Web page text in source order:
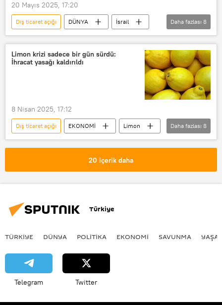
20 Mayıs 2025, 17:20
Dış ticaret açığı DÜNYA
İsrail
ABD
İngiltere
İngiltere Savunma Bakanlığı
İngiltere Merkez Bankası
Ticaret Bakanlığı
Daha fazlası 8
Limon krizi sadece bir gün sürdü:
İhracat yasağı kaldırıldı
8 Nisan 2025, 17:12
Dış ticaret açığı EKONOMİ
Limon
Ticaret Bakanlığı
ihracat
İhracat Teşvik Sistemi
Ticaret
e ticaret
E-ticaret
Daha fazlası 8
20 içerik daha
Türkiye
TÜRKIYE DÜNYA POLİTİKA EKONOMİ SAVUNMA
Telegram Twitter